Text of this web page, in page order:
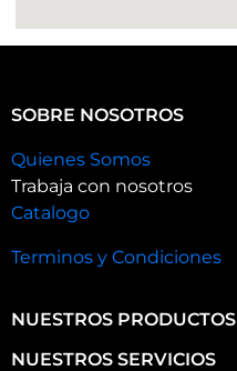
SOBRE NOSOTROS
Quienes Somos
Trabaja con nosotros
Catalogo
Terminos y Condiciones
NUESTROS PRODUCTOS
NUESTROS SERVICIOS